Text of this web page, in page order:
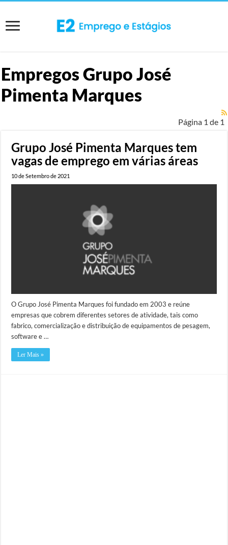
EmpregosGrupo José
Pimenta Marques
Página 1 de 1
Grupo José Pimenta Marques tem
vagas de emprego em várias áreas
10 de Setembro de 2021
O Grupo José Pimenta Marques foi fundado em 2003 e reúne
empresas que cobrem diferentes setores de atividade, tais como
fabrico, comercialização e distribuição de equipamentos de pesagem,
software e …
Ler Mais »